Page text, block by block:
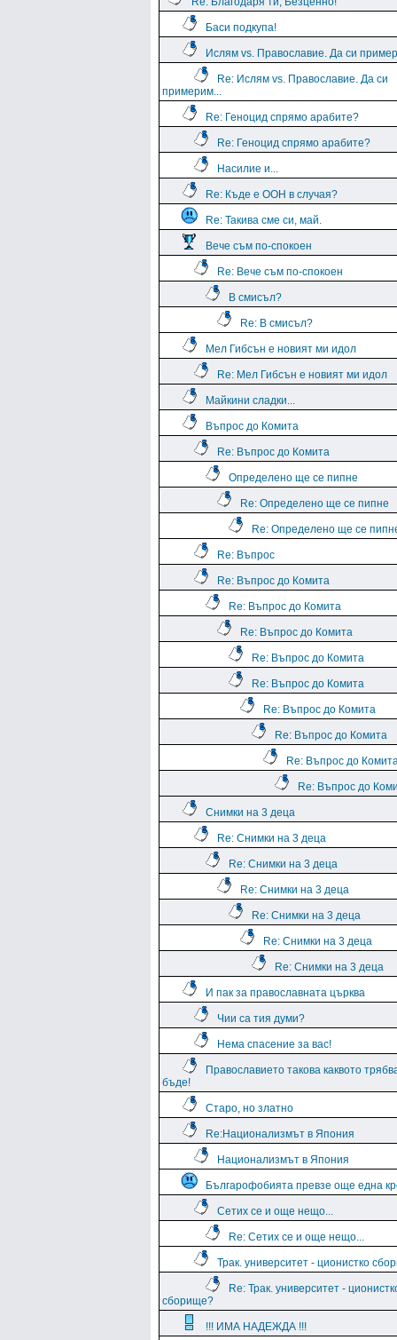
Баси подкупа!
Ислям vs. Православие. Да си
Re: Ислям vs. Православие. Да си
примерим...
Re: Геноцид спрямо арабите?
Re: Геноцид спрямо арабите?
Насилие и...
Re: Къде е ООН в случая?
Re: Такива сме си, май.
Вече съм по-спокоен
Re: Вече съм по-спокоен
В смисъл?
Re: В смисъл?
Мел Гибсън е новият ми идол
Re: Мел Гибсън е новият ми идол
Майкини сладки...
Въпрос до Комита
Re: Въпрос до Комита
Определено ще се пипне
Re: Определено ще се пипне
Re: Определено ще се
Re: Въпрос
Re: Въпрос до Комита
Re: Въпрос до Комита
Re: Въпрос до Комита
Re: Въпрос до Комита
Re: Въпрос до Комита
Re: Въпрос до Комита
Re: Въпрос до Комита
Re: Въпрос до
Re: Въпрос до
Снимки на 3 деца
Re: Снимки на 3 деца
Re: Снимки на 3 деца
Re: Снимки на 3 деца
Re: Снимки на 3 деца
Re: Снимки на 3 деца
Re: Снимки на 3 деца
И пак за православната църква
Чии са тия думи?
Нема спасение за вас!
Православието такова каквото
бъде!
Старо, но златно
Re:Национализмът в Япония
Национализмът в Япония
Българофобията превзе още една
Сетих се и още нещо...
Re: Сетих се и още нещо...
Трак. университет - ционистко
Re: Трак. университет -
сборище?
!!! ИМА НАДЕЖДА !!!